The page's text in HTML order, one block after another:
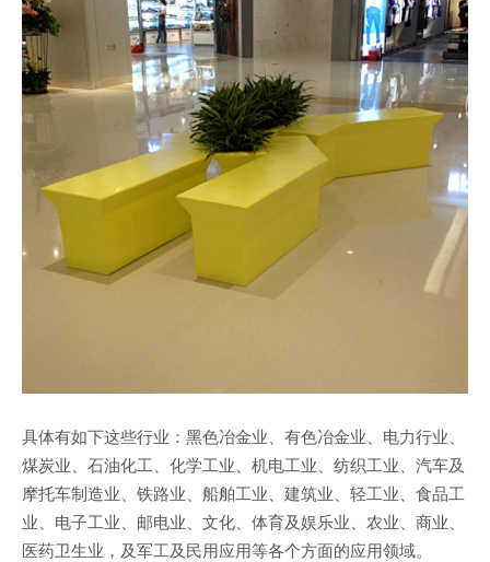
具体有如下这些行业：黑色冶金业、有色冶金业、电力行业、
煤炭业、石油化工、化学工业、机电工业、纺织工业、汽车及
摩托车制造业、铁路业、船舶工业、建筑业、轻工业、食品工
业、电子工业、邮电业、文化、体育及娱乐业、农业、商业、
医药卫生业，及军工及民用应用等各个方面的应用领域。